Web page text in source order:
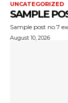
UNCATEGORIZED
SAMPLE
Sample post no 7
August 10, 2026